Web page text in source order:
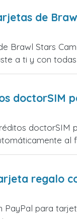
de
Brawl Stars
a ti y con
doctorSIM
al
regalo
PayPal para